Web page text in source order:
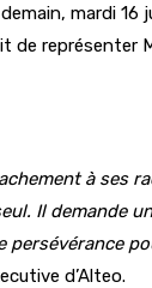
mardi 16
de représenter
à ses
Il demande
persévérance
d’Alteo.